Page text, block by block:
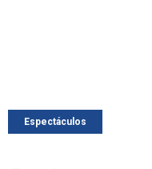
Espectáculos